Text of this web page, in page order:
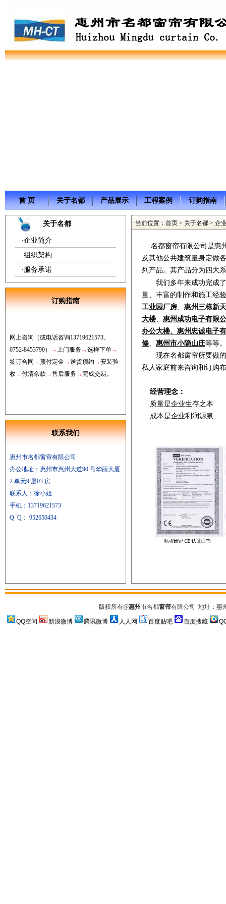
首 页 关于名都 产品展示 工程案例 订购指南
关于名都
·企业简介
·组织架构
· 服务承诺
订购指南
网上咨询 （或电话咨询13719621573、
0752-8453790） →上门服务→选样下单→
签订合同 →预付定金→送货预约 →安装验
收 →付清余款 →售后服务→完成交易。
联系我们
惠州市名都窗帘有限公司
办公地址：惠州市惠州大道90 号华丽大厦
2 单元9 层03 房
联系人：徐小姐
手机： 13719621573
Q Q ： 952650434
·当前位置： 首页 > 关于名都 > 企
名都窗帘有限公司是惠
及其他公共建筑量身定做
列产品。其产品分为四大
我们多年来成功完成
量、丰富的制作和施工经
工业园厂房、 惠州三栋新
大楼、 惠州成功电子有限
办公大楼、 惠州忠诚电子
修、 惠州市小隐山庄等等。
现在名都窗帘所要做
私人家庭前来咨询和订购
经营理念：
质量是企业生存之本
成本是企业利润源泉
版权所有@惠州市名都窗帘有限公司 地址：惠
QQ空间 新浪微博 腾讯微博 人人网 百度贴吧 百度搜藏